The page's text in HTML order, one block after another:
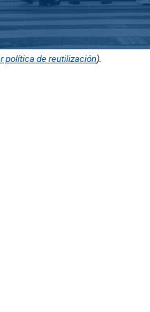
política de reutilización).